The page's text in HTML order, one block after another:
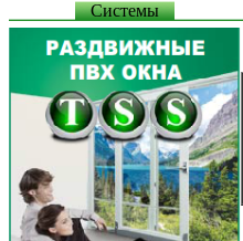
Системы